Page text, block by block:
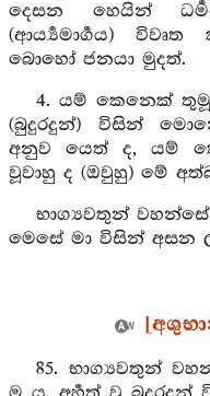
දෙසන හෙයින්
(ආර්‍ය්‍යමාර්‍ගය)
බොහෝ ජනයා මුදත්.
4. යම් කෙනෙක් තුමූ
(බුදුරදුන්) විසින්
අනුව යෙත් ද, යම්
වූවාහු ද (ඔවුහු) මේ
භාග්‍යවතුන්
මෙසේ මා විසින් අසන
85. භාග්‍යවතුන්